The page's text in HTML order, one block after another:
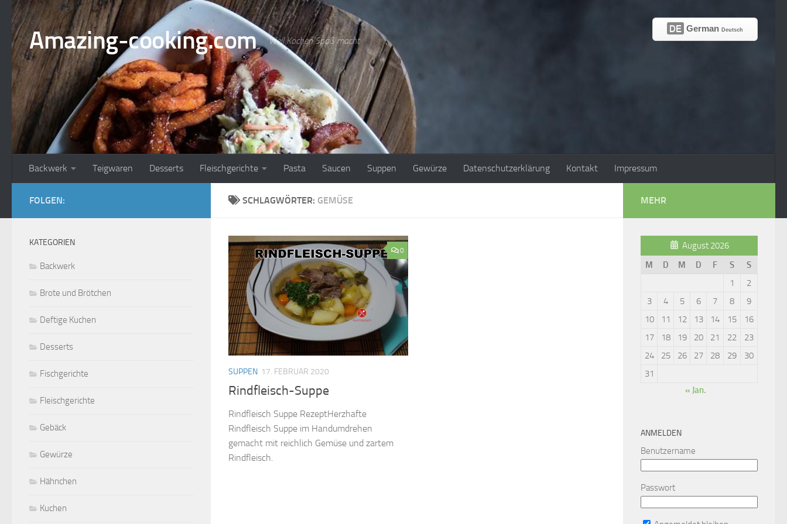
Zum Inhalt springen
Amazing-cooking.com Weil Kochen Spaß macht
DE German Deutsch
Backwerk Teigwaren Desserts Fleischgerichte Pasta Saucen Suppen Gewürze Datenschutzerklärung Kontakt Impressum
SCHLAGWÖRTER: GEMÜSE
0
SUPPEN 17. FEBRUAR 2020
Rindfleisch-Suppe
Rindfleisch Suppe RezeptHerzhafte
Rindfleisch Suppe im Handumdrehen
gemacht mit reichlich Gemüse und zartem
Rindfleisch.
FOLGEN:
KATEGORIEN
Backwerk
Brote und Brötchen
Deftige Kuchen
Desserts
Fischgerichte
Fleischgerichte
Gebäck
Gewürze
Hähnchen
Kuchen
MEHR
August 2026
M
D M D F S
S
1
2
3
4 5 6 7 8
9
10
11 12 13 14 15
16
17
18 19 20 21 22
23
24
25 26 27 28 29
30
31
« Jan.
ANMELDEN
Benutzername
Passwort